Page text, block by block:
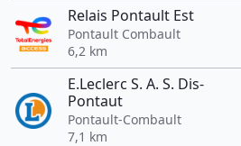
Relais Pontault Est
Pontault Combault
6,2 km
E.Leclerc S. A. S. Dis-
Pontaut
Pontault-Combault
7,1 km